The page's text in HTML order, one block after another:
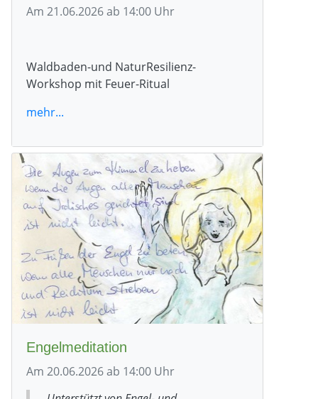
Am 21.06.2026 ab 14:00 Uhr
Waldbaden-und NaturResilienz-
Workshop mit Feuer-Ritual
mehr...
Engelmeditation
Am 20.06.2026 ab 14:00 Uhr